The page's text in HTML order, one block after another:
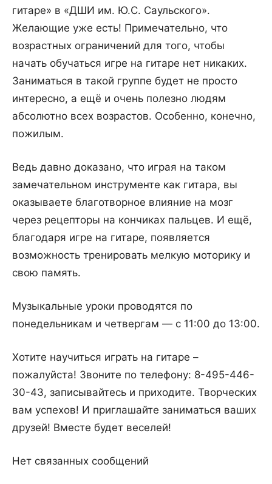
гитаре» в «ДШИ им. Ю.С. Саульского».
Желающие уже есть! Примечательно, что
возрастных ограничений для того, чтобы
начать обучаться игре на гитаре нет никаких.
Заниматься в такой группе будет не просто
интересно, а ещё и очень полезно людям
абсолютно всех возрастов. Особенно, конечно,
пожилым.
Ведь давно доказано, что играя на таком
замечательном инструменте как гитара, вы
оказываете благотворное влияние на мозг
через рецепторы на кончиках пальцев. И ещё,
благодаря игре на гитаре, появляется
возможность тренировать мелкую моторику и
свою память.
Музыкальные уроки проводятся по
понедельникам и четвергам — с 11:00 до 13:00.
Хотите научиться играть на гитаре –
пожалуйста! Звоните по телефону: 8-495-446-
30-43, записывайтесь и приходите. Творческих
вам успехов! И приглашайте заниматься ваших
друзей! Вместе будет веселей!
Нет связанных сообщений